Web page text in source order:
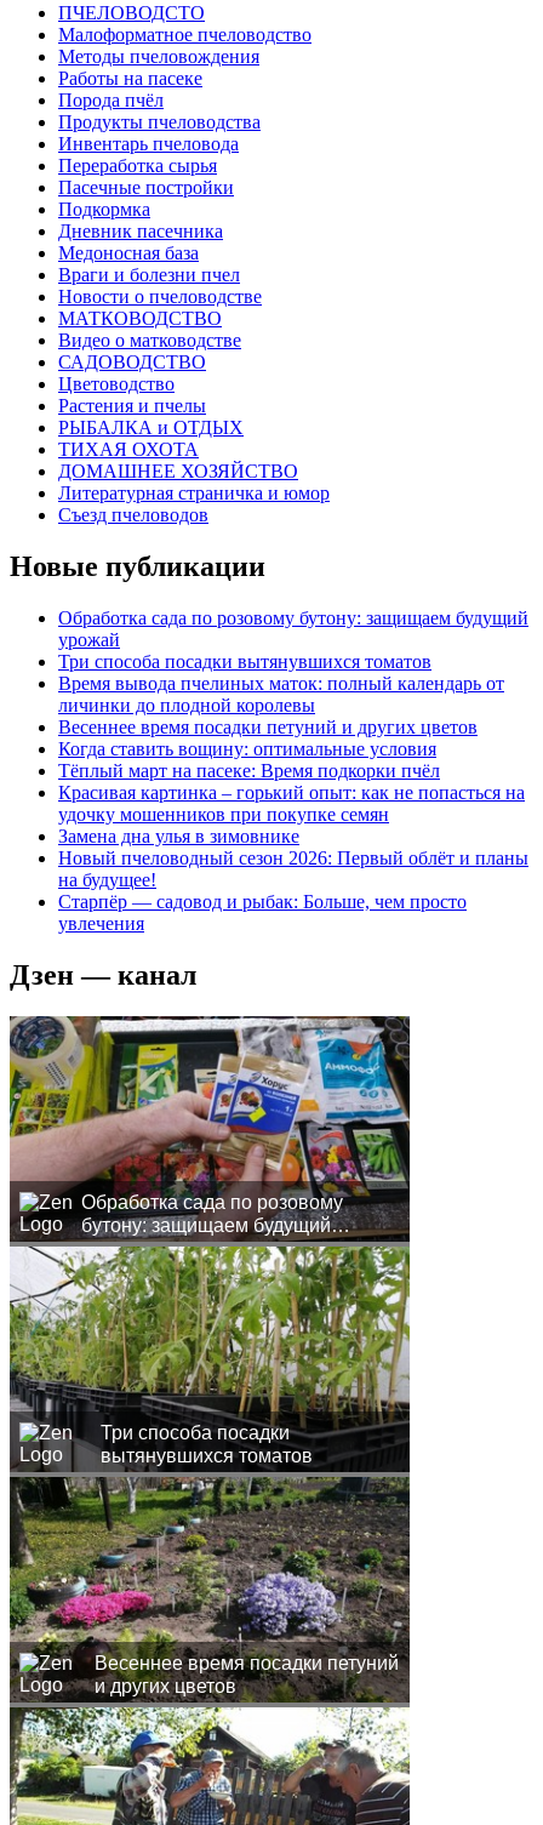
ПЧЕЛОВОДСТО
Малоформатное пчеловодство
Методы пчеловождения
Работы на пасеке
Порода пчёл
Продукты пчеловодства
Инвентарь пчеловода
Переработка сырья
Пасечные постройки
Подкормка
Дневник пасечника
Медоносная база
Враги и болезни пчел
Новости о пчеловодстве
МАТКОВОДСТВО
Видео о матководстве
САДОВОДСТВО
Цветоводство
Растения и пчелы
РЫБАЛКА и ОТДЫХ
ТИХАЯ ОХОТА
ДОМАШНЕЕ ХОЗЯЙСТВО
Литературная страничка и юмор
Съезд пчеловодов
Новые публикации
Обработка сада по розовому бутону: защищаем будущий
урожай
Три способа посадки вытянувшихся томатов
Время вывода пчелиных маток: полный календарь от
личинки до плодной королевы
Весеннее время посадки петуний и других цветов
Когда ставить вощину: оптимальные условия
Тёплый март на пасеке: Время подкорки пчёл
Красивая картинка – горький опыт: как не попасться на
удочку мошенников при покупке семян
Замена дна улья в зимовнике
Новый пчеловодный сезон 2026: Первый облёт и планы
на будущее!
Старпёр — садовод и рыбак: Больше, чем просто
увлечения
Дзен — канал
Обработка сада по розовому
бутону: защищаем будущий
урожай
Три способа посадки
вытянувшихся томатов
Весеннее время посадки петуний
и других цветов